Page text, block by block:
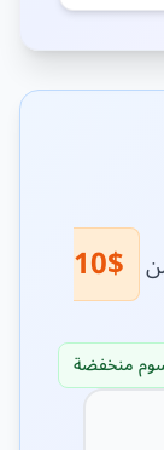
$10
منخفضة